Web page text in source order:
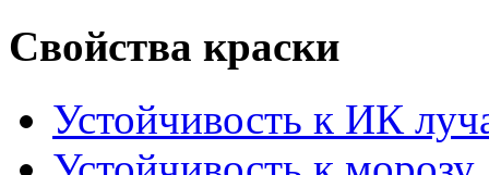
Свойства краски
Устойчивость к ИК